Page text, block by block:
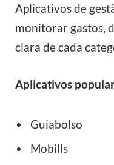
Aplicativos de
monitorar gastos,
clara de cada
Aplicativos
Guiabolso
Mobills